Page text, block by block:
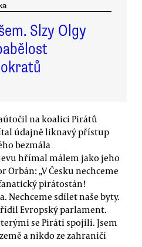
Slzy Olgy
na koalici Pirátů
údajně liknavý přístup
bezmála
hřímal málem jako jeho
„V Česku nechceme
pirátostán!
Nechceme sdílet naše byty.
Evropský parlament.
se Piráti spojili. Jsem
a nikdo ze zahraničí